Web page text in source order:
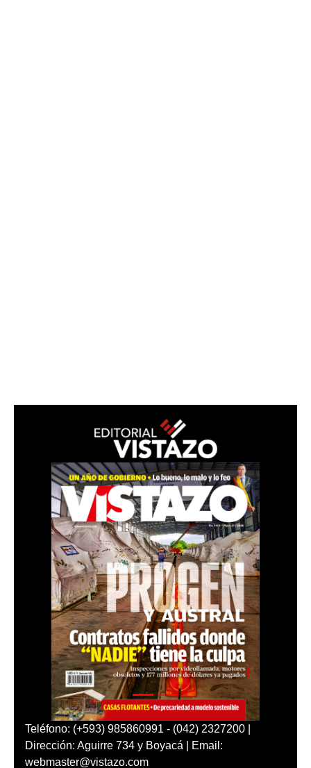
Teléfono: (+593) 985860991 - (042) 2327200 |
Dirección: Aguirre 734 y Boyacá | Email:
webmaster@vistazo.com